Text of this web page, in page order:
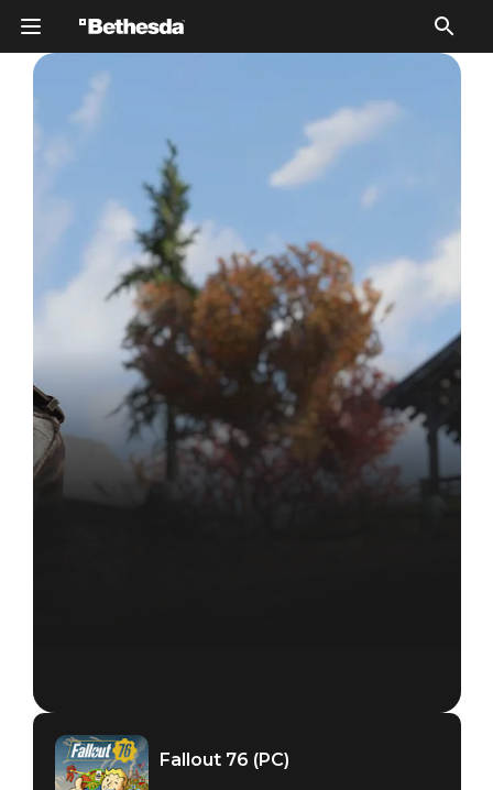
Fallout 76 (PC)